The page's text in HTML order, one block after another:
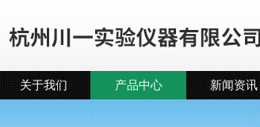
关于我们 产品中心 新闻资讯